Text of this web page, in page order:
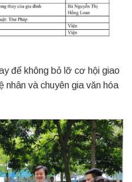
để không bỏ lỡ cơ hội giao
nhân và chuyên gia văn hóa